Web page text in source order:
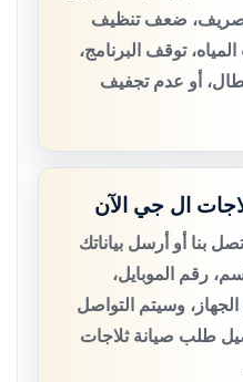
ضعف تنظيف
توقف البرنامج،
أو عدم تجفيف
ال جي الآن
بنا أو أرسل بياناتك
رقم الموبايل،
وسيتم التواصل
طلب صيانة ثلاجات